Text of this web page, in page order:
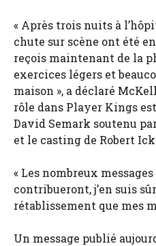
« Après trois nuits à
chute sur scène ont été
reçois maintenant de la
exercices légers et
maison », a déclaré
rôle dans Player Kings
David Semark soutenu
et le casting de Robert
« Les nombreux
contribueront, j’en suis
rétablissement que mes
Un message publié